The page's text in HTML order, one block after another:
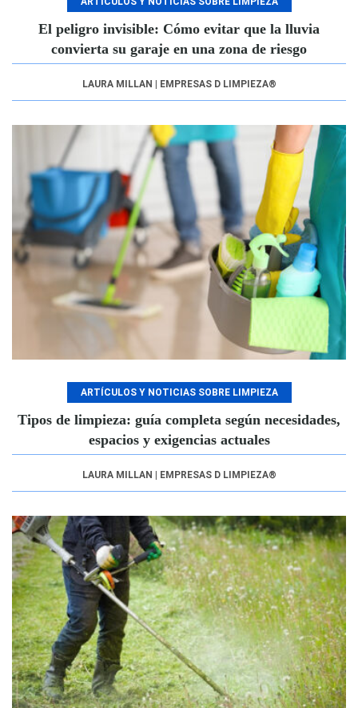
El peligro invisible: Cómo evitar que la lluvia
convierta su garaje en una zona de riesgo
LAURA MILLAN | EMPRESAS D LIMPIEZA®
ARTÍCULOS Y NOTICIAS SOBRE LIMPIEZA
Tipos de limpieza: guía completa según necesidades,
espacios y exigencias actuales
LAURA MILLAN | EMPRESAS D LIMPIEZA®